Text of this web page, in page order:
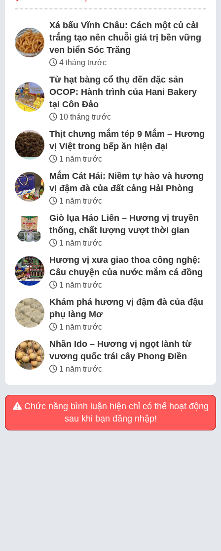
Xá bấu Vĩnh Châu: Cách một củ cải
trắng tạo nên chuỗi giá trị bền vững
ven biển Sóc Trăng
4 tháng trước
Từ hạt bàng cổ thụ đến đặc sản
OCOP: Hành trình của Hani Bakery
tại Côn Đảo
10 tháng trước
Thịt chưng mắm tép 9 Mắm – Hương
vị Việt trong bếp ăn hiện đại
1 năm trước
Mắm Cát Hải: Niềm tự hào và hương
vị đậm đà của đất cảng Hải Phòng
1 năm trước
Giò lụa Hảo Liên – Hương vị truyền
thống, chất lượng vượt thời gian
1 năm trước
Hương vị xưa giao thoa công nghệ:
Câu chuyện của nước mắm cá đồng
1 năm trước
Khám phá hương vị đậm đà của đậu
phụ làng Mơ
1 năm trước
Nhãn Ido – Hương vị ngọt lành từ
vương quốc trái cây Phong Điền
1 năm trước
Chức năng bình luận hiện chỉ có thể hoạt động
sau khi bạn đăng nhập!